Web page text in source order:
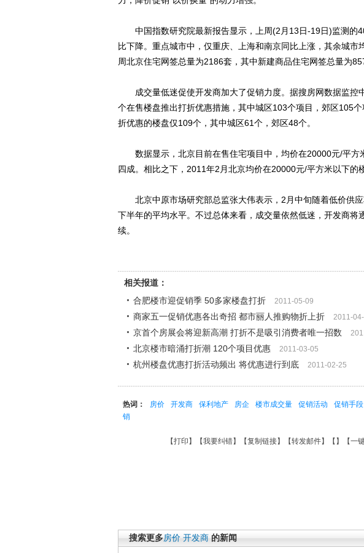
中国指数研究院最新报告显示，上周(2月13日-19日)监测的
比下降。重点城市中，仅重庆、上海和南京同比上涨，其余城市
周北京住宅网签总量为2186套，其中新建商品住宅网签总量为
成交量低迷促使开发商加大了促销力度。据搜房网数据监控
个在售楼盘推出打折优惠措施，其中城区103个项目，郊区105
折优惠的楼盘仅109个，其中城区61个，郊区48个。
数据显示，北京目前在售住宅项目中，均价在20000元/平方
四成。相比之下，2011年2月北京均价在20000元/平方米以下的
北京中原市场研究部总监张大伟表示，2月中旬随着低价供应
下半年的平均水平。不过总体来看，成交量依然低迷，开发商将
续。
相关报道：
合肥楼市迎促销季 50多家楼盘打折
2011-05-09
商家五一促销优惠各出奇招 都市丽人推购物折上折 2011-
京首个房展会将迎新高潮 打折不是吸引消费者唯一招数
北京楼市暗涌打折潮 120个项目优惠 2011-03-05
杭州楼盘优惠打折活动频出 将优惠进行到底 2011-02-25
热词： 房价 开发商 保利地产 房企 楼市成交量 促销活动 促销手段
销
【打印 】【我要纠错】【复制链接】【转发邮件】【 】 【一
搜索更多房价 开发商 的新闻